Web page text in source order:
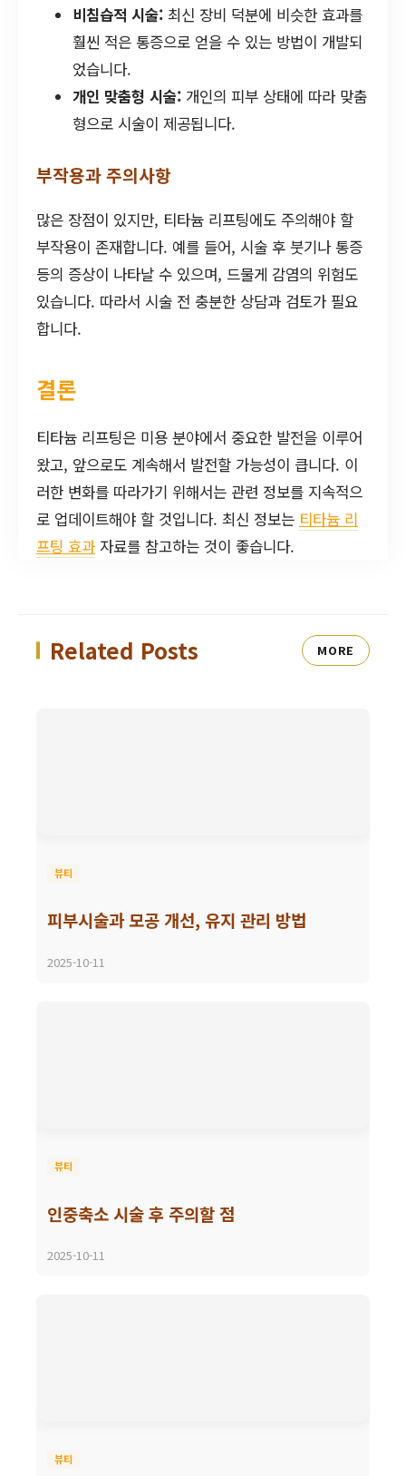
비침습적 시술: 최신 장비 덕분에 비슷한 효과를
훨씬 적은 통증으로 얻을 수 있는 방법이 개발되
었습니다.
개인 맞춤형 시술: 개인의 피부 상태에 따라 맞춤
형으로 시술이 제공됩니다.
부작용과 주의사항
많은 장점이 있지만, 티타늄 리프팅에도 주의해야 할
부작용이 존재합니다. 예를 들어, 시술 후 붓기나 통증
등의 증상이 나타날 수 있으며, 드물게 감염의 위험도
있습니다. 따라서 시술 전 충분한 상담과 검토가 필요
합니다.
결론
티타늄 리프팅은 미용 분야에서 중요한 발전을 이루어
왔고, 앞으로도 계속해서 발전할 가능성이 큽니다. 이
러한 변화를 따라가기 위해서는 관련 정보를 지속적으
로 업데이트해야 할 것입니다. 최신 정보는 티타늄 리
프팅 효과 자료를 참고하는 것이 좋습니다.
Related Posts MORE
뷰티
피부시술과 모공 개선, 유지 관리 방법
2025-10-11
뷰티
인중축소 시술 후 주의할 점
2025-10-11
뷰티